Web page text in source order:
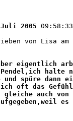
Juli 2005
von Lisa
eigentlich
Pendel,ich
und spüre dann
ich oft das
gleiche auch von